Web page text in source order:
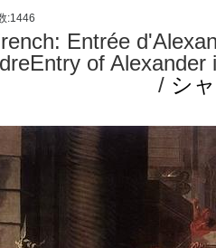
:1446
Entrée
of
/ シ